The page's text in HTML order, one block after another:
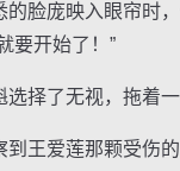
脸庞映入眼帘时
要开始了！”
了无视，拖着一
王爱莲那颗受伤